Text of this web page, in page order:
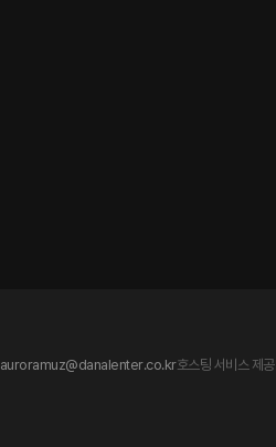
auroramuz@danalenter.co.kr호스팅 서비스 제공